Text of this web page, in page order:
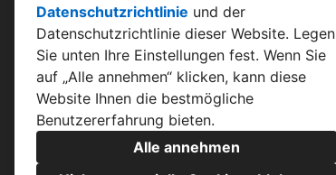
Datenschutzrichtlinie und der
Datenschutzrichtlinie dieser Website. Legen
Sie unten Ihre Einstellungen fest. Wenn Sie
auf „Alle annehmen“ klicken, kann diese
Website Ihnen die bestmögliche
Benutzererfahrung bieten.
Alle annehmen